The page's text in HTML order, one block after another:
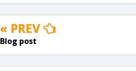
« PREV
Blog post